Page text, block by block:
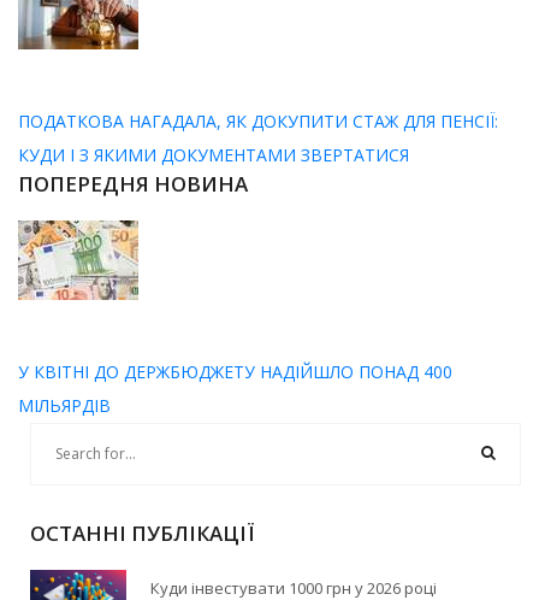
ПОДАТКОВА НАГАДАЛА, ЯК ДОКУПИТИ СТАЖ ДЛЯ ПЕНСІЇ:
КУДИ І З ЯКИМИ ДОКУМЕНТАМИ ЗВЕРТАТИСЯ
ПОПЕРЕДНЯ НОВИНА
У КВІТНІ ДО ДЕРЖБЮДЖЕТУ НАДІЙШЛО ПОНАД 400
МІЛЬЯРДІВ
ОСТАННІ ПУБЛІКАЦІЇ
Куди інвестувати 1000 грн у 2026 році